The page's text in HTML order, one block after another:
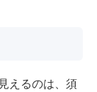
えるのは、須